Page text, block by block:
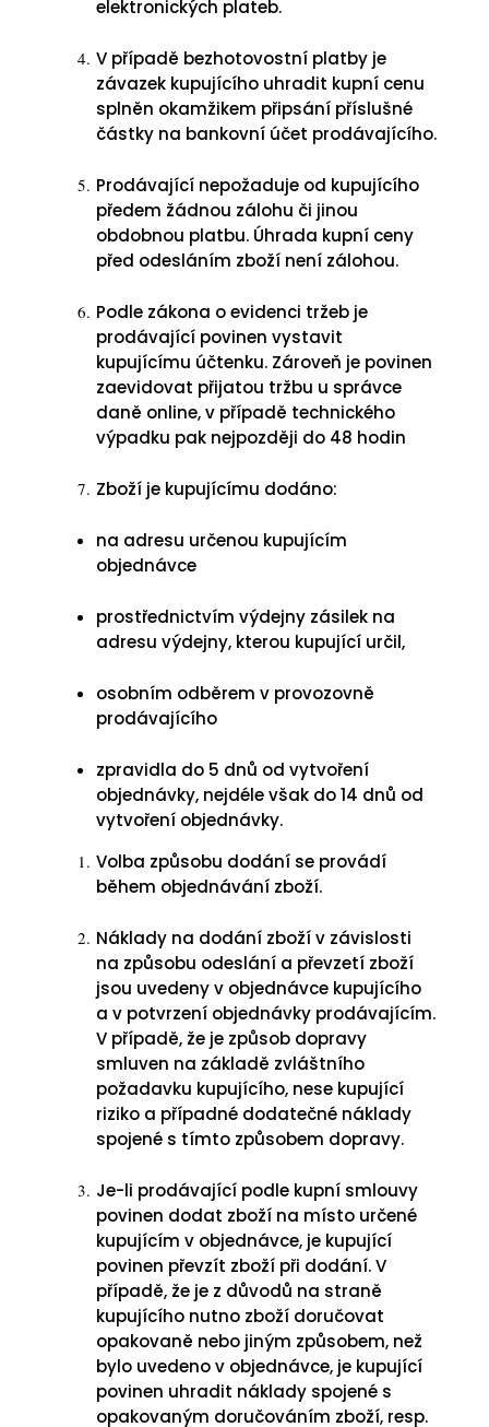
elektronických plateb.
V případě bezhotovostní platby je
závazek kupujícího uhradit kupní cenu
splněn okamžikem připsání příslušné
částky na bankovní účet prodávajícího.
Prodávající nepožaduje od kupujícího
předem žádnou zálohu či jinou
obdobnou platbu. Úhrada kupní ceny
před odesláním zboží není zálohou.
Podle zákona o evidenci tržeb je
prodávající povinen vystavit
kupujícímu účtenku. Zároveň je povinen
zaevidovat přijatou tržbu u správce
daně online, v případě technického
výpadku pak nejpozději do 48 hodin
Zboží je kupujícímu dodáno:
na adresu určenou kupujícím
objednávce
prostřednictvím výdejny zásilek na
adresu výdejny, kterou kupující určil,
osobním odběrem v provozovně
prodávajícího
zpravidla do 5 dnů od vytvoření
objednávky, nejdéle však do 14 dnů od
vytvoření objednávky.
Volba způsobu dodání se provádí
během objednávání zboží.
Náklady na dodání zboží v závislosti
na způsobu odeslání a převzetí zboží
jsou uvedeny v objednávce kupujícího
a v potvrzení objednávky prodávajícím.
V případě, že je způsob dopravy
smluven na základě zvláštního
požadavku kupujícího, nese kupující
riziko a případné dodatečné náklady
spojené s tímto způsobem dopravy.
Je-li prodávající podle kupní smlouvy
povinen dodat zboží na místo určené
kupujícím v objednávce, je kupující
povinen převzít zboží při dodání. V
případě, že je z důvodů na straně
kupujícího nutno zboží doručovat
opakovaně nebo jiným způsobem, než
bylo uvedeno v objednávce, je kupující
povinen uhradit náklady spojené s
opakovaným doručováním zboží, resp.